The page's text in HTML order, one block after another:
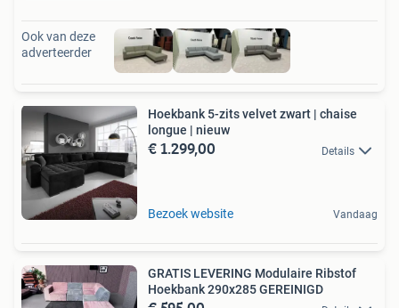
Ook van deze
adverteerder
Hoekbank 5-zits velvet zwart | chaise
longue | nieuw
€ 1.299,00 Details
Bezoek website Vandaag
GRATIS LEVERING Modulaire Ribstof
Hoekbank 290x285 GEREINIGD